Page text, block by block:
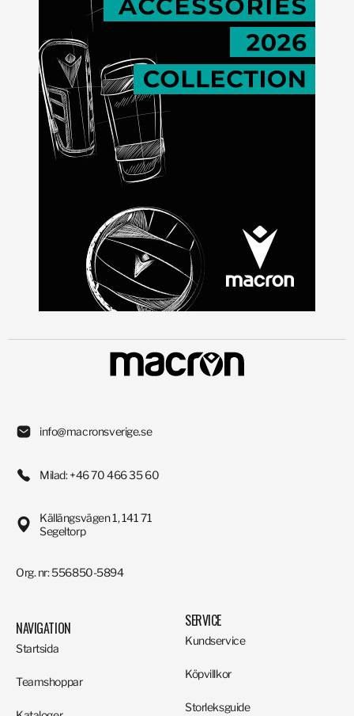
info@macronsverige.se
Milad: +46 70 466 35 60
Källängsvägen 1, 141 71
Segeltorp
Org. nr: 556850-5894
NAVIGATION
Startsida
Teamshoppar
SERVICE
Kundservice
Köpvillkor
Storleksguide